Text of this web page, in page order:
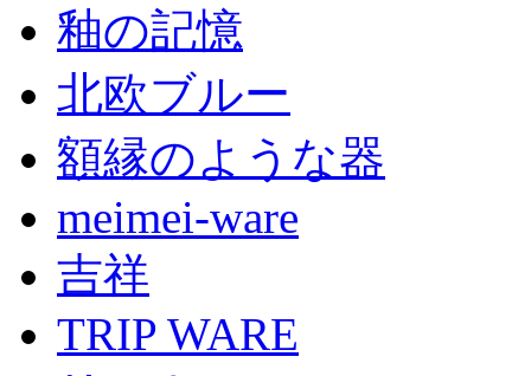
釉の記憶
北欧ブルー
額縁のような器
meimei-ware
吉祥
TRIP WARE